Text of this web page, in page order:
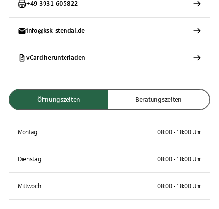
+49 3931 605822
info@ksk-stendal.de
vCard herunterladen
Öffnungszeiten Beratungszeiten
Montag 08:00 - 18:00 Uhr
Dienstag 08:00 - 18:00 Uhr
Mittwoch 08:00 - 18:00 Uhr